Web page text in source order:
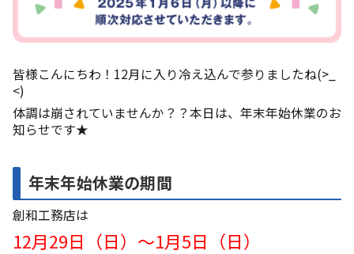
皆様こんにちわ！12月に入り冷え込んで参りましたね(>_
<)
体調は崩されていませんか？？本日は、年末年始休業のお
知らせです★
年末年始休業の期間
創和工務店は
12月29日（日）～1月5日（日）